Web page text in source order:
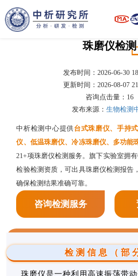
珠磨仪检测
发布时间：2026-06-30
更新时间：2026-08-07
咨询点击量： 16
发布来源： 生物检测
中析检测中心提供台式珠磨仪、手持
仪、低温珠磨仪、冷冻珠磨仪、多功能
21+项珠磨仪检测服务。旗下实验室拥
检验检测资质，可出具珠磨仪检测报告
确保检测结果准确可靠。
咨询检测服务
检测信息（部
珠磨仪是一种利用高速振荡带